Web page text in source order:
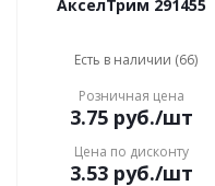
АкселТрим 291455
Есть в наличии (66)
Розничная цена
3.75руб./шт
Цена по дисконту
3.53руб./шт